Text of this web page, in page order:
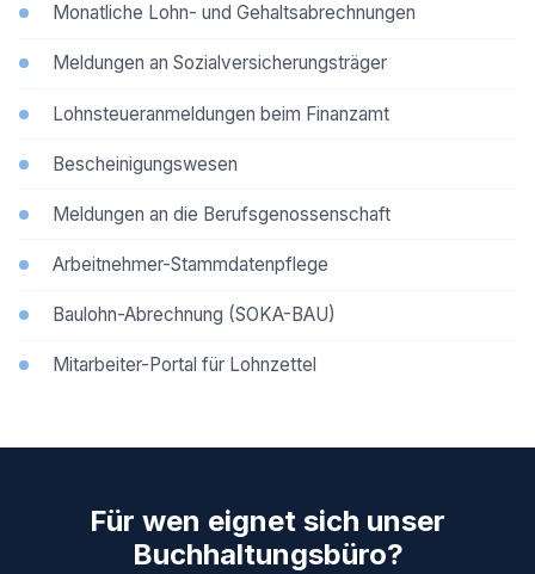
Monatliche Lohn- und Gehaltsabrechnungen
Meldungen an Sozialversicherungsträger
Lohnsteueranmeldungen beim Finanzamt
Bescheinigungswesen
Meldungen an die Berufsgenossenschaft
Arbeitnehmer-Stammdatenpflege
Baulohn-Abrechnung (SOKA-BAU)
Mitarbeiter-Portal für Lohnzettel
Für wen eignet sich unser
Buchhaltungsbüro?